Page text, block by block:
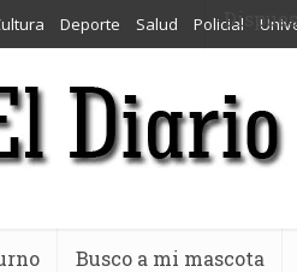
Deporte Salud Policial
Busco a mi mascota